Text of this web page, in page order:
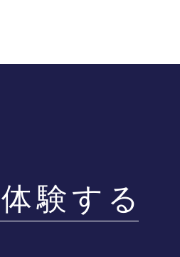
を受けていただけます。
験する